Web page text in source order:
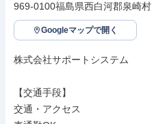
969-0100福島県西白河郡泉崎村
Googleマップで開く
株式会社サポートシステム
【交通手段】
交通・アクセス